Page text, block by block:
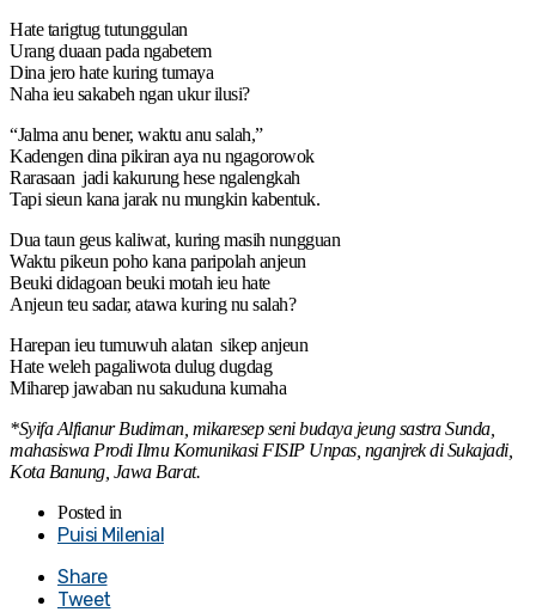
Hate tarigtug tutunggulan
Urang duaan pada ngabetem
Dina jero hate kuring tumaya
Naha ieu sakabeh ngan ukur ilusi?
“Jalma anu bener, waktu anu salah,”
Kadengen dina pikiran aya nu ngagorowok
Rarasaan jadi kakurung hese ngalengkah
Tapi sieun kana jarak nu mungkin kabentuk.
Dua taun geus kaliwat, kuring masih nungguan
Waktu pikeun poho kana paripolah anjeun
Beuki didagoan beuki motah ieu hate
Anjeun teu sadar, atawa kuring nu salah?
Harepan ieu tumuwuh alatan sikep anjeun
Hate weleh pagaliwota dulug dugdag
Miharep jawaban nu sakuduna kumaha
*Syifa Alfianur Budiman, mikaresep seni budaya jeung sastra Sunda,
mahasiswa Prodi Ilmu Komunikasi FISIP Unpas, nganjrek di Sukajadi,
Kota Banung, Jawa Barat.
Posted in
Puisi Milenial
Share
Tweet